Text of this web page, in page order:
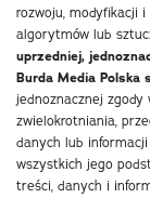
rozwoju, modyfikacji
algorytmów lub
uprzedniej,
Burda Media Polska
jednoznacznej
zwielokrotniania,
danych lub
wszystkich jego
treści, danych i